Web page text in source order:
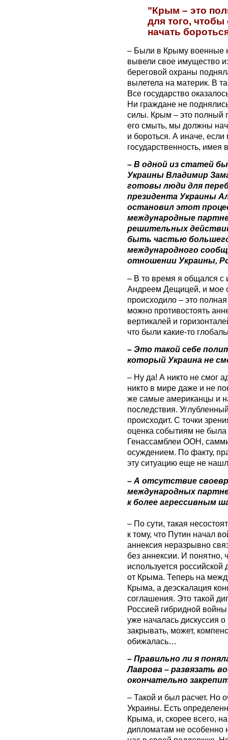
"Крым – это
для того,
начать
– Были в Крыму военные
вывели свое имущество
береговой охраны
вылетела на материк. В
Все государство
Ни граждане не
силы. Крым – это полный
его смыть, мы должны
и бороться. А иначе,
государственность,
– В одной из статей
Украины Владимир
готовы люди для
президента Украины
остановил этот
международные
решительных
быть частью
международного
отношении Украины,
– В то время я общался с
Андреем Дещицей, и мое
происходило – это
можно противостоять
вертикалей и
что были какие-то
– Это такой себе
который Украина не
– Ну да! А никто не смог
никто в мире даже и не
же самые американцы и
последствия.
происходит. С точки
оценка событиям не
Генассамблеи ООН,
осуждением. По факту,
эту ситуацию еще не
– А отсутствие
международных
к более агрессивным
– По сути, такая
к тому, что Путин начал
аннексия неразрывно
без аннексии. И понятно,
используется
от Крыма. Теперь на
Крыма, а деэскалация
соглашения. Это такой
Россией гибридной
уже началась дискуссия
закрывать, может,
обижалась…
– Правильно ли я
Лаврова – развязать
окончательно
– Такой и был расчет. Но
Украины. Есть
Крыма, и, скорее всего,
дипломатам не особенно